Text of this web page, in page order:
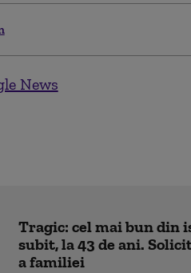
News
Tragic: cel mai bun din
subit, la 43 de ani.
a familiei